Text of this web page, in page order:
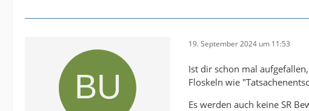
19. September 2024 um 11:53
Ist dir schon mal
Floskeln wie
Es werden auch keine SR